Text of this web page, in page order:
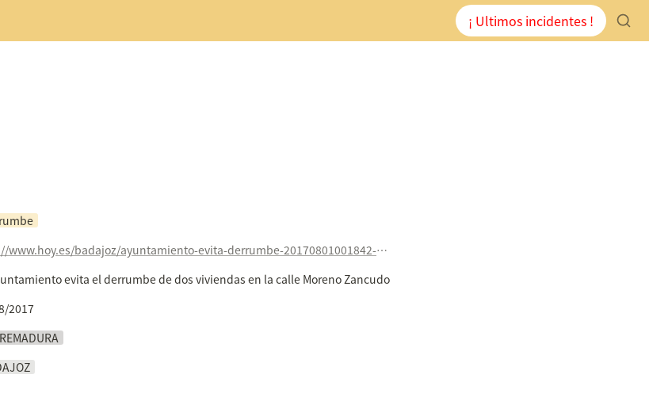
¡ Ultimos incidentes !
http://www.hoy.es/badajoz/ayuntamiento-evita-derrumbe-20170801001842-ntvo.html
evita el derrumbe de dos viviendas en la calle Moreno Zancudo
2017